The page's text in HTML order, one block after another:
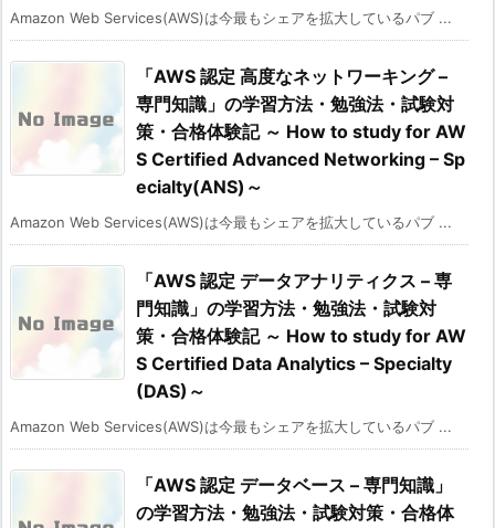
Amazon Web Services(AWS)は今最もシェアを拡大しているパブ ...
「AWS 認定 高度なネットワーキング –
専門知識」の学習方法・勉強法・試験対
策・合格体験記 ～ How to study for AW
S Certified Advanced Networking – Sp
ecialty(ANS)～
Amazon Web Services(AWS)は今最もシェアを拡大しているパブ ...
「AWS 認定 データアナリティクス – 専
門知識」の学習方法・勉強法・試験対
策・合格体験記 ～ How to study for AW
S Certified Data Analytics – Specialty
(DAS)～
Amazon Web Services(AWS)は今最もシェアを拡大しているパブ ...
「AWS 認定 データベース – 専門知識」
の学習方法・勉強法・試験対策・合格体